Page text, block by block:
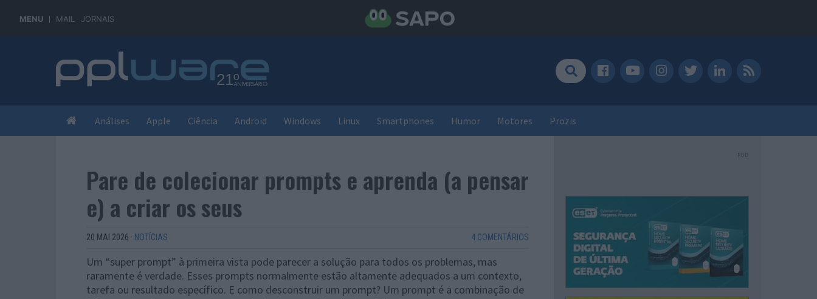
MENU MAIL JORNAIS
Análises Apple Ciência Android Windows Linux Smartphones Humor Motores Prozis
Pare de colecionar prompts e aprenda (a pensar
e) a criar os seus
20 MAI 2026 · NOTÍCIAS 4 COMENTÁRIOS
Um “super prompt” à primeira vista pode parecer a solução para todos os problemas, mas
raramente é verdade. Esses prompts normalmente estão altamente adequados a um contexto,
tarefa ou resultado específico. E como desconstruir um prompt? Um prompt é a combinação de
PUB